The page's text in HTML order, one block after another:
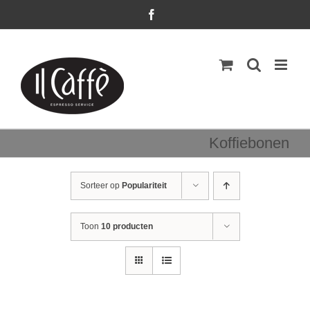
Koffiebonen
Sorteer op Populariteit
Toon 10 producten